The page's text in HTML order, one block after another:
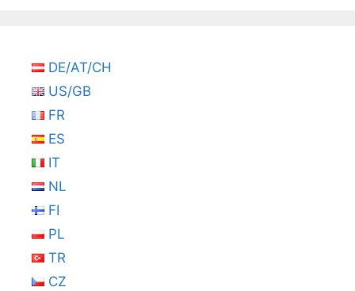
DE/AT/CH
US/GB
FR
ES
IT
NL
FI
PL
TR
CZ